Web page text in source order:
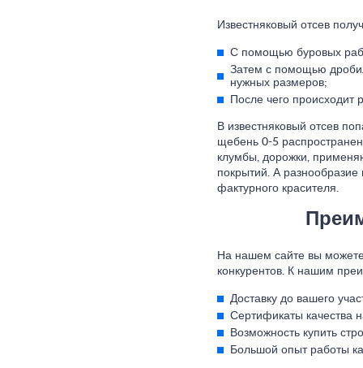
Известняковый отсев
С помощью буровых
Затем с помощью
нужных размеров;
После чего
В известняковый отсев
щебень 0-5
клумбы, дорожки,
покрытий. А разнообразие
фактурного красителя.
На нашем сайте вы
конкурентов. К нашим
Доставку до вашего
Сертификаты качества
Возможность купить
Большой опыт работы